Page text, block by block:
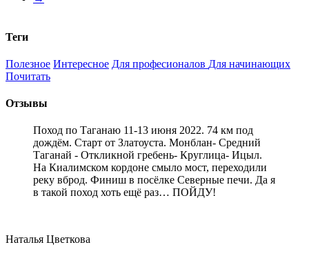
Теги
Полезное Интересное Для професионалов Для начинающих
Почитать
Отзывы
Поход по Таганаю 11-13 июня 2022. 74 км под
дождём. Старт от Златоуста. Монблан- Средний
Таганай - Откликной гребень- Круглица- Ицыл.
На Киалимском кордоне смыло мост, переходили
реку вброд. Финиш в посёлке Северные печи. Да я
в такой поход хоть ещё раз… ПОЙДУ!
Наталья Цветкова